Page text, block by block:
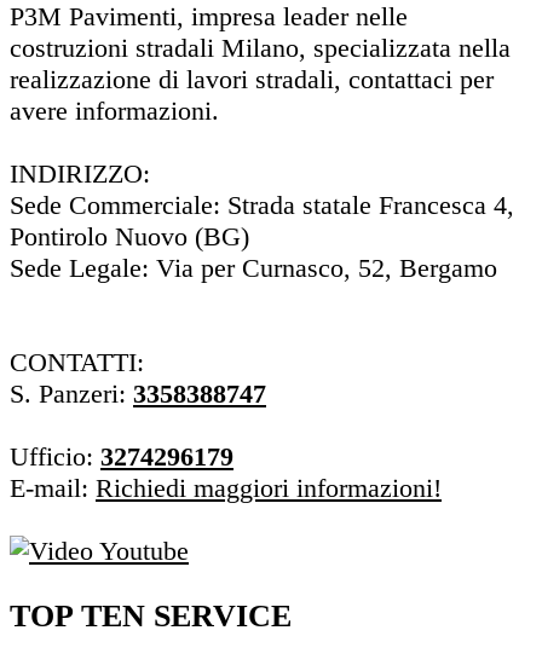
P3M Pavimenti, impresa leader nelle
costruzioni stradali Milano, specializzata nella
realizzazione di lavori stradali, contattaci per
avere informazioni.
INDIRIZZO:
Sede Commerciale: Strada statale Francesca 4,
Pontirolo Nuovo (BG)
Sede Legale: Via per Curnasco, 52, Bergamo
CONTATTI:
S. Panzeri: 3358388747
Ufficio: 3274296179
E-mail: Richiedi maggiori informazioni!
TOP TEN SERVICE